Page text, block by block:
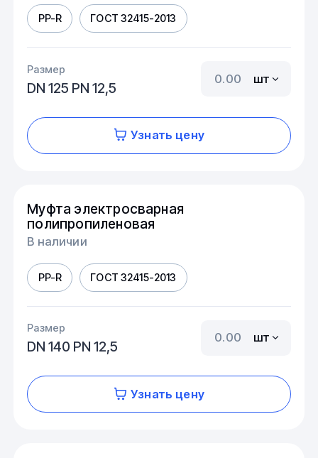
PP-R ГОСТ 32415-2013
Размер
DN 125 PN 12,5
шт
Узнать цену
Муфта электросварная
полипропиленовая
В наличии
PP-R ГОСТ 32415-2013
Размер
DN 140 PN 12,5
шт
Узнать цену